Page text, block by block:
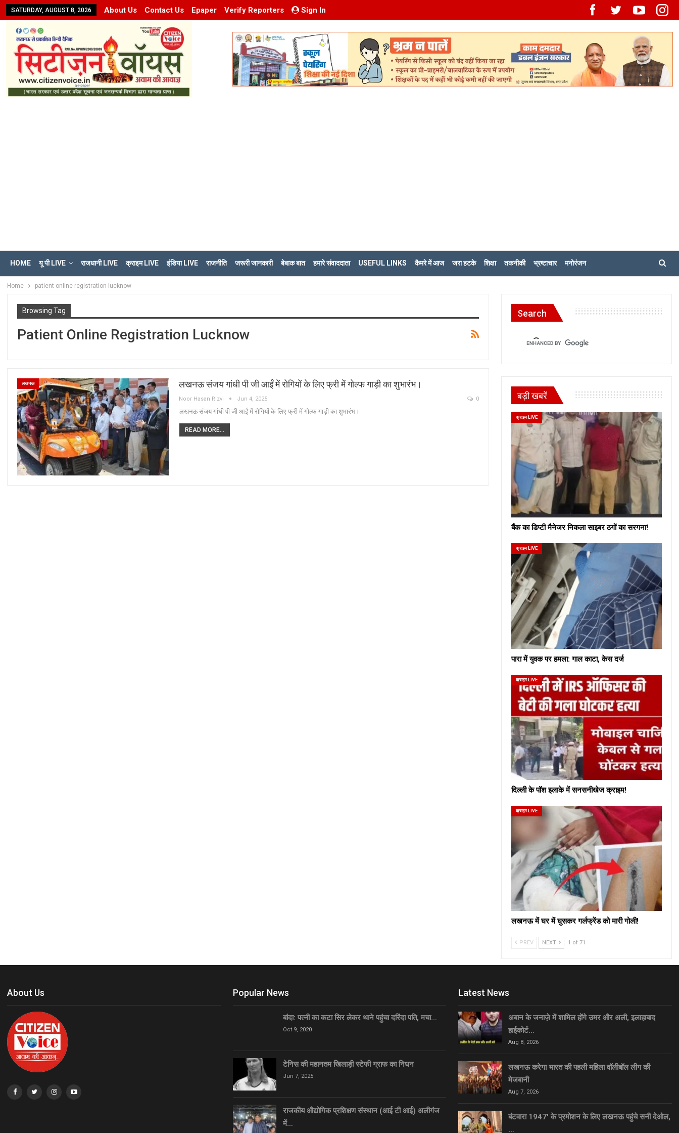
SATURDAY, AUGUST 8, 2026 About Us Contact Us Epaper Verify Reporters Sign In
HOME यू पी LIVE राजधानी LIVE क्राइम LIVE इंडिया LIVE राजनीति जरूरी जानकारी बेबाक बात हमारे संवाददाता USEFUL LINKS कैमरे में आज जरा हटके शिक्षा तकनीकी भ्रष्टाचार मनोरंजन
Home patient online registration lucknow
Browsing Tag
Patient Online Registration Lucknow
लखनऊ लखनऊ संजय गांधी पी जी आईं में रोगियों के लिए फ्री में गोल्फ गाड़ी का शुभारंभ।
Noor Hasan Rizvi Jun 4, 2025 0
लखनऊ संजय गांधी पी जी आईं में रोगियों के लिए फ्री में गोल्फ गाड़ी का शुभारंभ।
READ MORE...
Search
बड़ी खबरें
क्राइम LIVE
बैंक का डिप्टी मैनेजर निकला साइबर ठगों का सरगना!
क्राइम LIVE
पारा में युवक पर हमला: गाल काटा, केस दर्ज
क्राइम LIVE
दिल्ली के पॉश इलाके में सनसनीखेज क्राइम!
क्राइम LIVE
लखनऊ में घर में घुसकर गर्लफ्रेंड को मारी गोली!
PREV NEXT 1 of 71
About Us Popular News
बांदा: पत्नी का कटा सिर लेकर थाने पहुंचा दरिंदा पति, मचा…
Oct 9, 2020
टेनिस की महानतम खिलाड़ी स्टेफी ग्राफ का निधन
Jun 7, 2025
राजकीय औद्योगिक प्रशिक्षण संस्थान (आई टी आई) अलीगंज
में…
Latest News
अबान के जनाज़े में शामिल होंगे उमर और अली, इलाहाबाद
हाईकोर्ट…
Aug 8, 2026
लखनऊ करेगा भारत की पहली महिला वॉलीबॉल लीग की
मेजबानी
Aug 7, 2026
बंटवारा 1947′ के प्रमोशन के लिए लखनऊ पहुंचे सनी देओल,
…